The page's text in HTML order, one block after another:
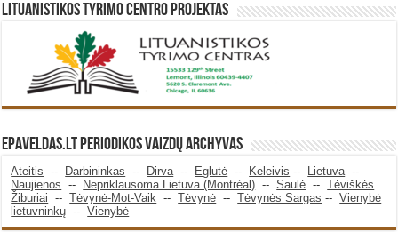
Lituanistikos Tyrimo Centro Projektas
Epaveldas.LT periodikos vaizdų archyvas
Ateitis -- Darbininkas -- Dirva -- Eglutė -- Keleivis -- Lietuva --
Naujienos -- Nepriklausoma Lietuva (Montréal) --Saulė --Tėviškės
Žiburiai --Tėvynė-Mot-Vaik --Tėvynė --Tėvynės Sargas --Vienybė
lietuvninkų --Vienybė